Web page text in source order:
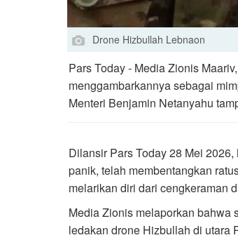
Drone Hizbullah Lebnaon
Pars Today - Media Zionis
menggambarkannya sebagai
Menteri Benjamin Netanyahu
Dilansir Pars Today 28 Mei
panik, telah membentangkan
melarikan diri dari cengkeraman
Media Zionis melaporkan bahwa
ledakan drone Hizbullah di utara